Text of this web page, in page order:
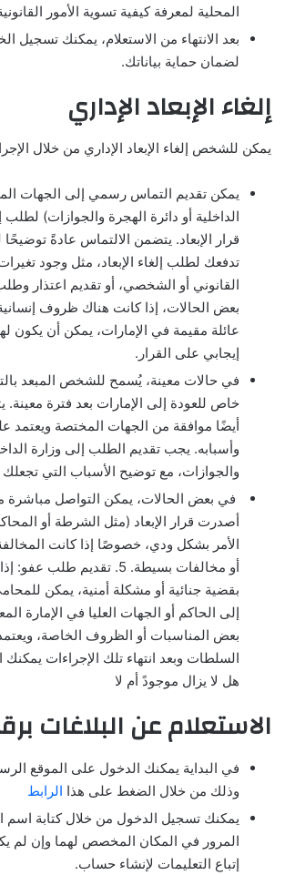
المحلية لمعرفة كيفية تسوية الأمور
بعد الانتهاء من الاستعلام، يمكنك تسجيل
لضمان حماية بياناتك.
إلغاء الإبعاد الإداري
يمكن للشخص إلغاء الإبعاد الإداري من خلال
يمكن تقديم التماس رسمي إلى الجهات
الداخلية أو دائرة الهجرة والجوازات)
قرار الإبعاد. يتضمن الالتماس عادةً
تدفعك لطلب إلغاء الإبعاد، مثل وجود
القانوني أو الشخصي، أو تقديم اعتذار
بعض الحالات، إذا كانت هناك ظروف
عائلة مقيمة في الإمارات، يمكن أن يكون
إيجابي على القرار.
في حالات معينة، يُسمح للشخص المبعد
خاص للعودة إلى الإمارات بعد فترة
أيضًا موافقة من الجهات المختصة ويعتمد
وأسبابه. يجب تقديم الطلب إلى وزارة
والجوازات، مع توضيح الأسباب التي
في بعض الحالات، يمكن التواصل مباشرة
أصدرت قرار الإبعاد (مثل الشرطة أو
الأمر بشكل ودي، خصوصًا إذا كانت المخالفة
أو مخالفات بسيطة. 5. تقديم
بقضية جنائية أو مشكلة أمنية، يمكن
إلى الحاكم أو الجهات العليا في الإمارة
بعض المناسبات أو الظروف الخاصة،
السلطات وبعد انتهاء تلك الإجراءات يمكنك
هل لا يزال موجودً أم لا
الاستعلام عن البلاغات
في البداية يمكنك الدخول على الموقع
وذلك من خلال الضغط على هذا الرابط
يمكنك تسجيل الدخول من خلال كتابة اسم
المرور في المكان المخصص لهما وإن لم
إتباع التعليمات لإنشاء حساب.